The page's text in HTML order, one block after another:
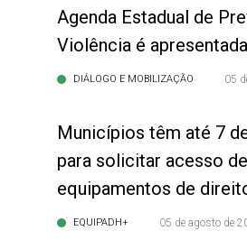
Agenda Estadual de
Violência é
DIÁLOGO E MOBILIZAÇÃO 05
Municípios têm até 7
para solicitar acesso de
equipamentos de
EQUIPADH+ 05 de agosto de